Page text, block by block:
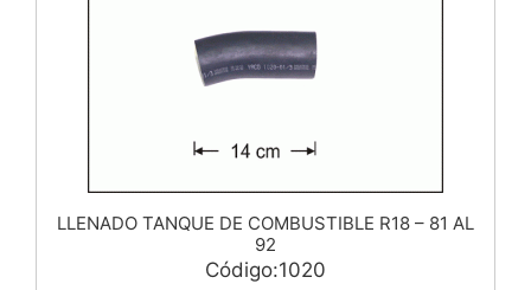
LLENADO TANQUE DE COMBUSTIBLE R18 – 81 AL
92
Código:1020